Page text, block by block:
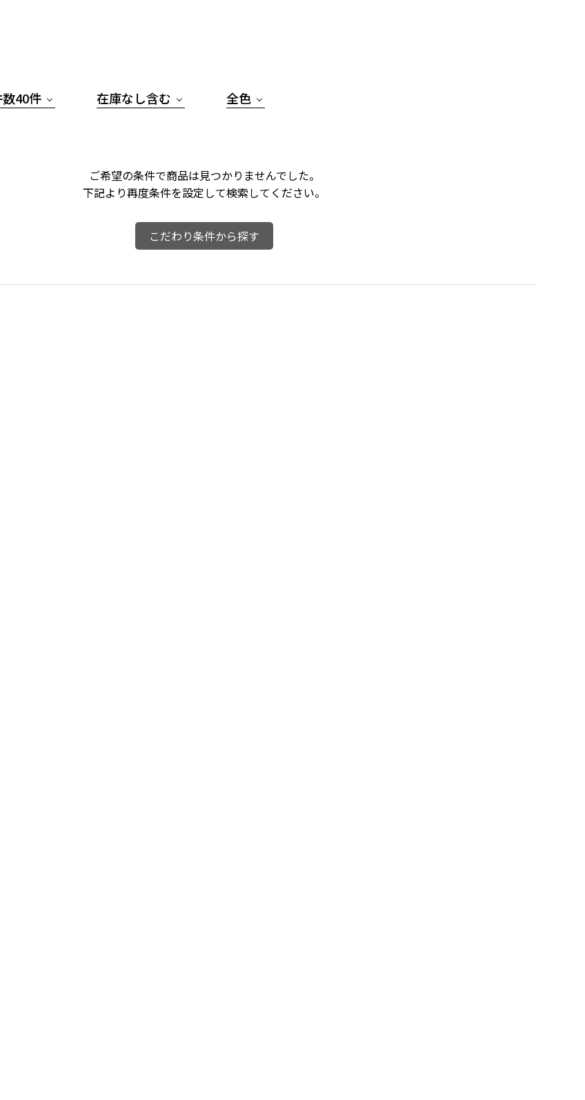
40件 在庫なし含む 全色
ご希望の条件で商品は見つかりませんでした。
下記より再度条件を設定して検索してください。
こだわり条件から探す